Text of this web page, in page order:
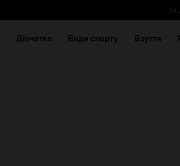
Дівчатка Види спорту Взуття